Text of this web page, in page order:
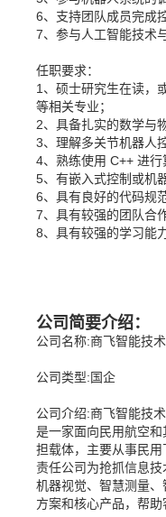
6、支持团队成员完成
7、参与人工智能技术
任职要求：
1、硕士研究生在读，
等相关专业；
2、具备扎实的数学与
3、理解多关节机器人
4、熟练使用 C++ 进
5、有嵌入式控制或机
6、具有良好的代码规
7、具有较强的团队合
8、具有较强的学习能
公司简要介绍：
公司名称:商飞智能技
公司类型:国企
公司介绍:商飞智能技
是一家面向民用航空
担载体，主要从事民
责任公司为抢抓信息
机器视觉、智慧测量
方案和核心产品，帮助